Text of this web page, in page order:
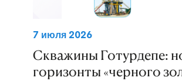
7 июля 2026
Скважины Готурдепе:
горизонты «черного